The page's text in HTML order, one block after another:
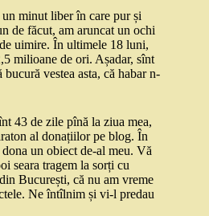
minut liber în care pur și
de făcut, am aruncat un ochi
uimire. În ultimele 18 luni,
milioane de ori. Așadar, sînt
vestea asta, că habar n-
43 de zile pînă la ziua mea,
al donațiilor pe blog. În
un obiect de-al meu. Vă
seara tragem la sorți cu
București, că nu am vreme
Ne întîlnim și vi-l predau